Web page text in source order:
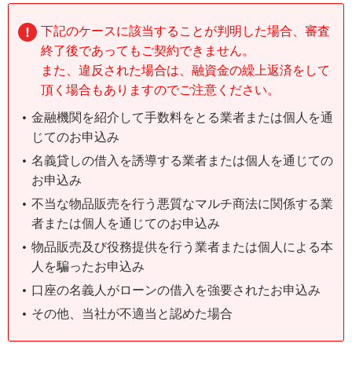
下記のケースに該当することが判明した場合、審査
終了後であってもご契約できません。
また、違反された場合は、融資金の繰上返済をして
頂く場合もありますのでご注意ください。
金融機関を紹介して手数料をとる業者または個人を通
じてのお申込み
名義貸しの借入を誘導する業者または個人を通じての
お申込み
不当な物品販売を行う悪質なマルチ商法に関係する業
者または個人を通じてのお申込み
物品販売及び役務提供を行う業者または個人による本
人を騙ったお申込み
口座の名義人がローンの借入を強要されたお申込み
その他、当社が不適当と認めた場合